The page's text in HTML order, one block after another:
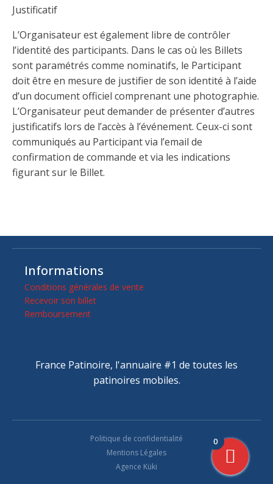
Justificatif
L’Organisateur est également libre de contrôler
l’identité des participants. Dans le cas où les Billets
sont paramétrés comme nominatifs, le Participant
doit être en mesure de justifier de son identité à l’aide
d’un document officiel comprenant une photographie.
L’Organisateur peut demander de présenter d’autres
justificatifs lors de l’accès à l’événement. Ceux-ci sont
communiqués au Participant via l’email de
confirmation de commande et via les indications
figurant sur le Billet.
Informations
Conditions générales de vente
Recevoir son billet
Remboursement
France Patinoire, l'annuaire #1 de toutes les
patinoires mobiles.
Politique de confidentialité
Mentions Légales
Agence Küki
0